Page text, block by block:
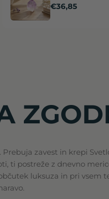
Redna
€36,85
Prebuja zavest in krepi
ti postreže z dnevno
luksuza in pri vsem